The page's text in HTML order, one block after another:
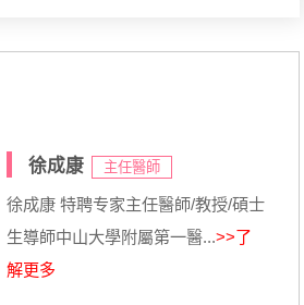
徐成康 主任醫師
徐成康 特聘专家主任醫師/教授/碩士
生導師中山大學附屬第一醫...>>了
解更多